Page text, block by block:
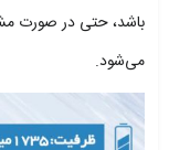
باشد، حتی در صورت
می‌شود.